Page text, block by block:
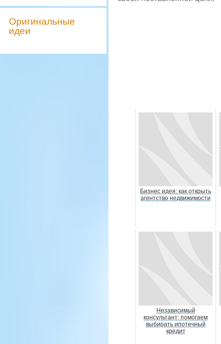
Оригинальные
идеи
Бизнес идея: как открыть
агентство недвижимости
Независимый
консультант: помогаем
выбирать ипотечный
кредит